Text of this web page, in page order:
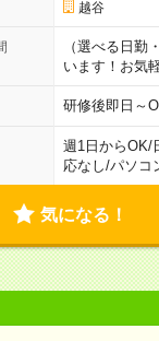
越谷
（選べる日
います！お気
研修後即日～
週1日からOK/
応なし/パソコ
気になる！